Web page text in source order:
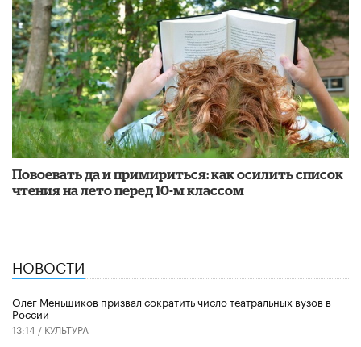
Повоевать да и примириться: как осилить список
чтения на лето перед 10-м классом
НОВОСТИ
Олег Меньшиков призвал сократить число театральных вузов в
России
13:14 / КУЛЬТУРА